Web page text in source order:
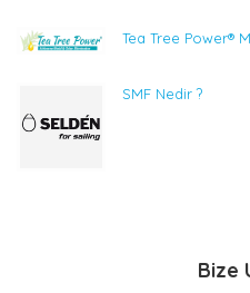
Tea Tree Power®
SMF Nedir ?
Bize